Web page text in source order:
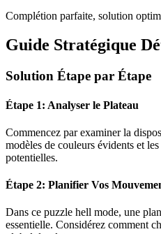
Complétion parfaite, solution
Guide Stratégique
Solution Étape par Étape
Étape 1: Analyser le Plateau
Commencez par examiner la
modèles de couleurs évidents et
potentielles.
Étape 2: Planifier Vos
Dans ce puzzle hell mode, une
essentielle. Considérez comment